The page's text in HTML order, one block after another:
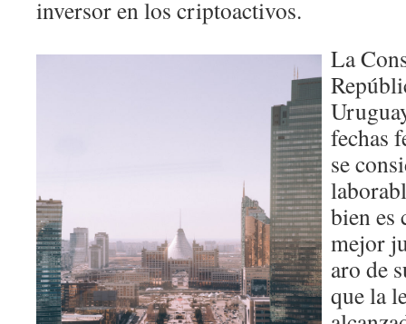
inversor en los criptoactivos.
La
fechas
se
bien es
mejor
aro de
que la